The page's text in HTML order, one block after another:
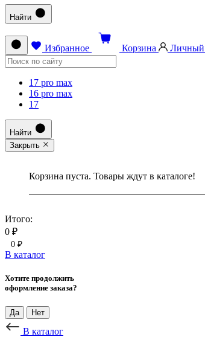
Найти
Избранное Корзина Личный
17 pro max
16 pro max
17
Найти
Закрыть
Корзина пуста. Товары ждут в каталоге!
Итого:
0 ₽
0 ₽
В каталог
Хотите продолжить
оформление заказа?
Да Нет
В каталог